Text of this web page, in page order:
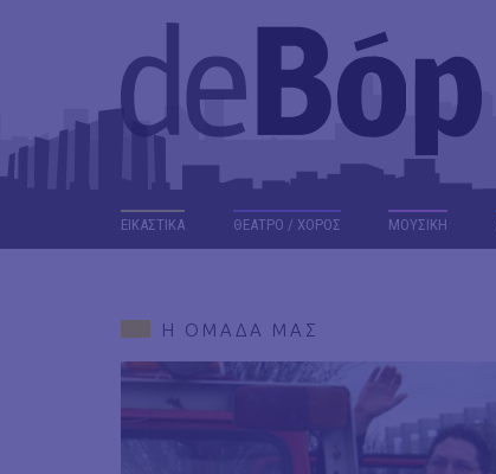
ΕΙΚΑΣΤΙΚΑ ΘΕΑΤΡΟ / ΧΟΡΟΣ ΜΟΥΣΙΚΗ
Η ΟΜΑΔΑ ΜΑΣ